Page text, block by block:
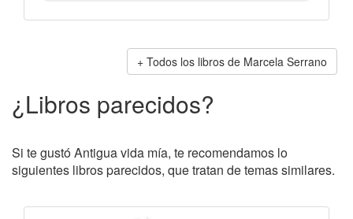
Todos los libros de Marcela Serrano
¿Libros parecidos?
Si te gustó Antigua vida mía, te recomendamos lo
siguientes libros parecidos, que tratan de temas similares.